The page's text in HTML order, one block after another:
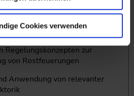
Cookies verwenden
(z.B. Feldbussysteme,
Advanced-Process-­Control)
Regelungskonzepten zur
von Rostfeuerungen
Anwendung von relevanter